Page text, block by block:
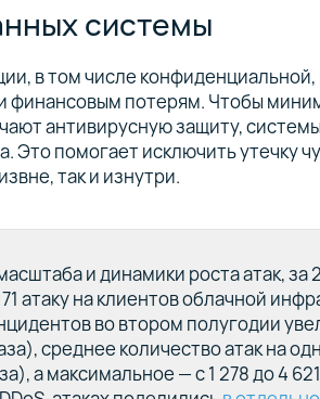
системы
в том числе
финансовым потерям. Чтобы
антивирусную защиту,
Это помогает исключить утечку
так и изнутри.
и динамики роста атак, за
атаку на клиентов облачной
во втором полугодии
среднее количество атак на
а максимальное — с 1 278 до 4